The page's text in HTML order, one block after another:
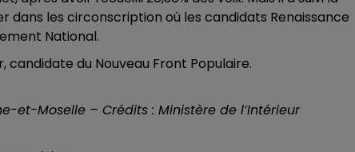
dans les circonscription où les candidats Renaissance
National.
du Nouveau Front Populaire.
et-Moselle – Crédits : Ministère de l’Intérieur